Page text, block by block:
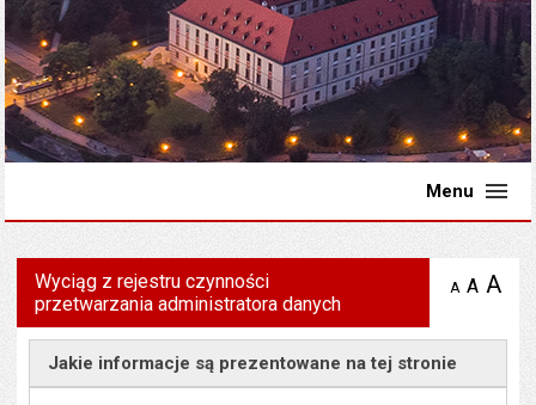
Menu
Wyciąg z rejestru czynności
przetwarzania administratora danych
A zmniejsz
A A
Jakie informacje są prezentowane na tej stronie